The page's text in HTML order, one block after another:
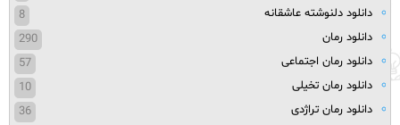
دانلود دلنوشته عاشقانه
8
دانلود رمان
290
دانلود رمان اجتماعی
57
دانلود رمان تخیلی
10
دانلود رمان تراژدی
36